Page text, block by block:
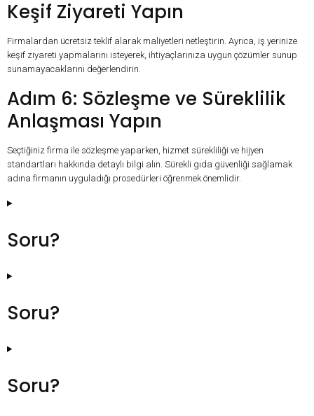
Keşif Ziyareti Yapın
Firmalardan ücretsiz teklif alarak maliyetleri netleştirin. Ayrıca, iş yerinize
keşif ziyareti yapmalarını isteyerek, ihtiyaçlarınıza uygun çözümler sunup
sunamayacaklarını değerlendirin.
Adım 6: Sözleşme ve Süreklilik
Anlaşması Yapın
Seçtiğiniz firma ile sözleşme yaparken, hizmet sürekliliği ve hijyen
standartları hakkında detaylı bilgi alın. Sürekli gıda güvenliği sağlamak
adına firmanın uyguladığı prosedürleri öğrenmek önemlidir.
Soru?
Soru?
Soru?